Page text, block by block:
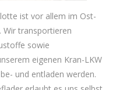
ist vor allem im Ost-
Wir transportieren
sowie
eigenen Kran-LKW
und entladen werden.